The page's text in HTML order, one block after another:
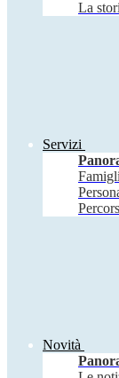
La
Servizi
Novità